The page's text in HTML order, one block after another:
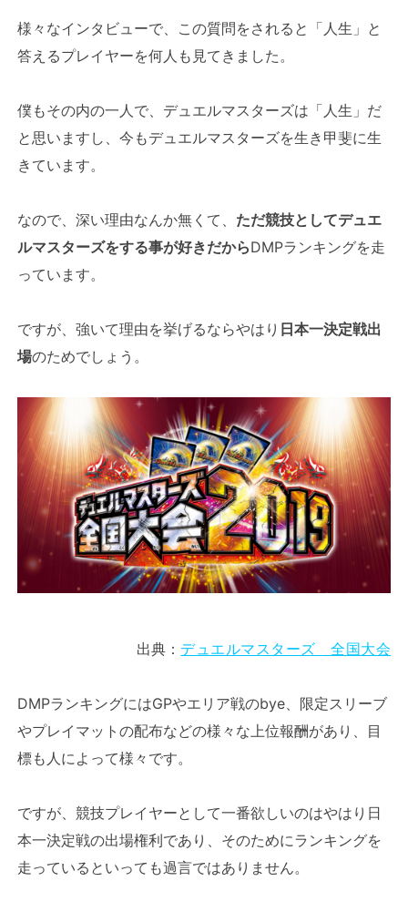
様々なインタビューで、この質問をされると「人生」と
答えるプレイヤーを何人も見てきました。
僕もその内の一人で、デュエルマスターズは「人生」だ
と思いますし、今もデュエルマスターズを生き甲斐に生
きています。
なので、深い理由なんか無くて、 ただ競技としてデュエ
ルマスターズをする事が好きだからDMPランキングを走
っています。
ですが、強いて理由を挙げるならやはり 日本一決定戦出
場のためでしょう。
出典： デュエルマスターズ 全国大会
DMPランキングにはGPやエリア戦のbye、限定スリーブ
やプレイマットの配布などの様々な上位報酬があり、目
標も人によって様々です。
ですが、競技プレイヤーとして一番欲しいのはやはり日
本一決定戦の出場権利であり、そのためにランキングを
走っているといっても過言ではありません。